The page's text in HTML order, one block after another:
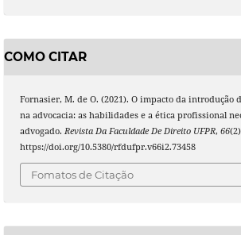
COMO CITAR
Fornasier, M. de O. (2021). O impacto da
na advocacia: as habilidades e a ética profissional
advogado. Revista Da Faculdade De Direito UFPR, 66
https://doi.org/10.5380/rfdufpr.v66i2.73458
Fomatos de Citação